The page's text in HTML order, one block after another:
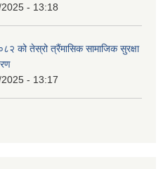
- 13:18
को तेस्रो त्रैंमासिक सामाजिक सुरक्षा
- 13:17